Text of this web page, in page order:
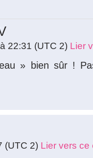
22:31 (UTC 2) Lier
» bien sûr !
(UTC 2) Lier vers ce